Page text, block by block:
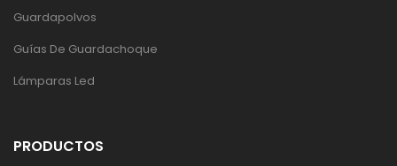
Guardapolvos
Guías De Guardachoque
Lámparas Led
PRODUCTOS